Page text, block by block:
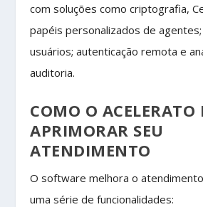
com soluções como criptografia,
papéis personalizados de
usuários; autenticação remota e
auditoria.
COMO O ACELERATO
APRIMORAR SEU
ATENDIMENTO
O software melhora o
uma série de funcionalidades: